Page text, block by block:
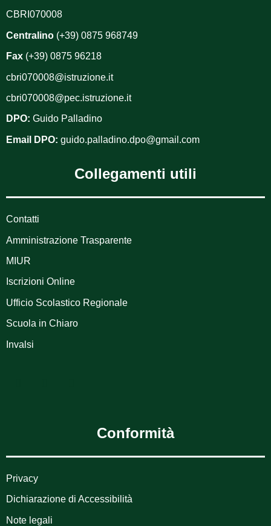
CBRI070008
Centralino (+39) 0875 968749
Fax (+39) 0875 96218
cbri070008@istruzione.it
cbri070008@pec.istruzione.it
DPO: Guido Palladino
Email DPO: guido.palladino.dpo@gmail.com
Collegamenti utili
Contatti
Amministrazione Trasparente
MIUR
Iscrizioni Online
Ufficio Scolastico Regionale
Scuola in Chiaro
Invalsi
Conformità
Privacy
Dichiarazione di Accessibilità
Note legali